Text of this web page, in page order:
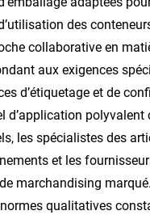
des
collaborative en
aux exigences
d’étiquetage et de
polyvalent
les spécialistes des
et les
marchandising
qualitatives